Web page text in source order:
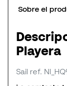
Sobre el
Playera
Sail ref.